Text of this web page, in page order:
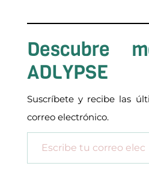
Descubre
ADLYPSE
Suscríbete y recibe las
correo electrónico.
Escribe tu correo electrónico…